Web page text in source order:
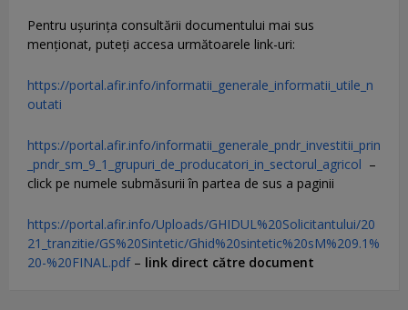
Pentru uşurinţa consultării documentului mai sus
menţionat, puteţi accesa următoarele link-uri:
https://portal.afir.info/informatii_generale_informatii_utile_n
outati
https://portal.afir.info/informatii_generale_pndr_investitii_prin
_pndr_sm_9_1_grupuri_de_producatori_in_sectorul_agricol –
click pe numele submăsurii în partea de sus a paginii
https://portal.afir.info/Uploads/GHIDUL%20Solicitantului/20
21_tranzitie/GS%20Sintetic/Ghid%20sintetic%20sM%209.1%
20-%20FINAL.pdf– link direct către document